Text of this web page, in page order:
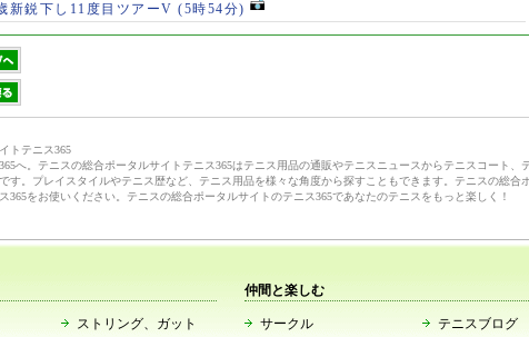
新鋭下し11度目ツアーV (5時54分)
トテニス365
へ。テニスの総合ポータルサイトテニス365はテニス用品の通販やテニスニュースからテニスコート
す。プレイスタイルやテニス歴など、テニス用品を様々な角度から探すこともできます。テニスの総
365をお使いください。テニスの総合ポータルサイトのテニス365であなたのテニスをもっと楽しく！
ストリング、ガット
仲間と楽しむ
サークル
テニスブログ